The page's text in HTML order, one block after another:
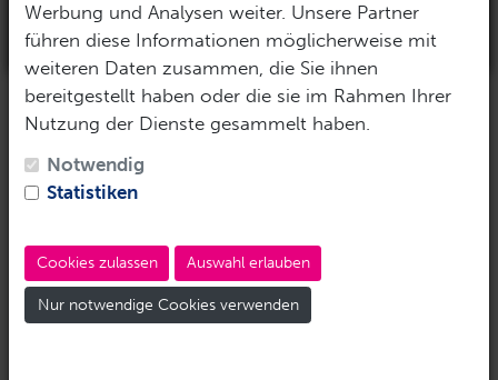
Reise-Daten übernehmen
Werbung und Analysen weiter. Unsere Partner
führen diese Informationen möglicherweise mit
weiteren Daten zusammen, die Sie ihnen
bereitgestellt haben oder die sie im Rahmen Ihrer
Nutzung der Dienste gesammelt haben.
Notwendig
Statistiken
Cookies zulassen Auswahl erlauben
Nur notwendige Cookies verwenden